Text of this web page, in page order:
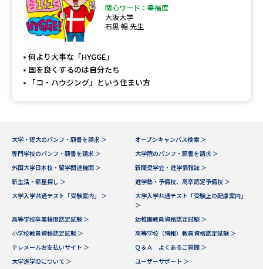
関心ワード：幸福度
大阪大学
石黒 暢 先生
何より大事な「HYGGE」
国を良くするのは自分たち
「コ・ハウジング」という住まい方
大学・短大のパンフ・願書を請求 ＞
オープンキャンパス検索 ＞
専門学校のパンフ・願書を請求 ＞
大学院のパンフ・願書を請求 ＞
外国大学日本校・留学関連機関 ＞
新聞奨学会・進学情報誌 ＞
新生活・部屋探し ＞
進学塾・予備校、高卒認定予備校 ＞
大学入学共通テスト「受験案内」 ＞
大学入学共通テスト「受験上の配慮案内」
＞
高等学校卒業程度認定試験 ＞
幼稚園教員資格認定試験 ＞
小学校教員資格認定試験 ＞
高等学校（情報）教員資格認定試験 ＞
テレメールお支払いサイト ＞
Ｑ＆Ａ よくあるご質問 ＞
大学進学IDについて ＞
ユーザーサポート ＞